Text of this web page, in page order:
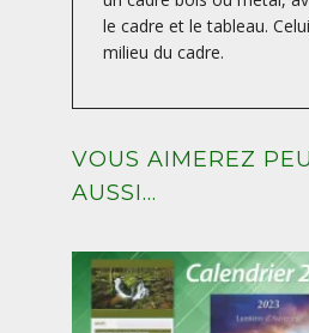
le cadre et le tableau.
milieu du cadre.
VOUS AIMEREZ
AUSSI…